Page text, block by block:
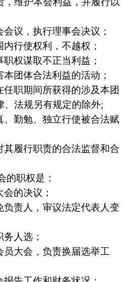
会议，执行理事会决议；
内行使权利，不越权；
职权谋取不正当利益；
本团体合法利益的活动；
任职期间所获得的涉及本团
、法规另有规定的除外;
、勤勉、独立行使被合法赋
其履行职责的合法监督和合
的职权是：
会的决议；
负责人，审议法定代表人变
务人选；
员大会，负责换届选举工